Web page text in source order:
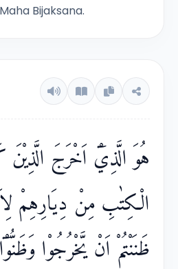
Bijaksana.
هُوَ الَّذِيْٓ اَخْرَجَ
الْكِتٰبِ مِنْ دِيَارِهِمْ
ظَنَنْتُمْ اَنْ يَّخْرُجُوْا